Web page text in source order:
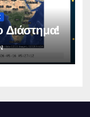
Διάστημα!